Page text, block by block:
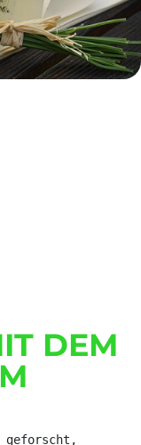
DEM
geforscht,